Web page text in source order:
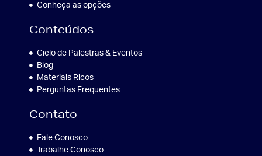
Conheça as opções
Conteúdos
Ciclo de Palestras & Eventos
Blog
Materiais Ricos
Perguntas Frequentes
Contato
Fale Conosco
Trabalhe Conosco